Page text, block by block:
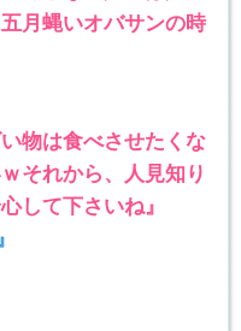
月蝿いオバサンの時
物は食べさせたくな
それから、人見知り
して下さいね』